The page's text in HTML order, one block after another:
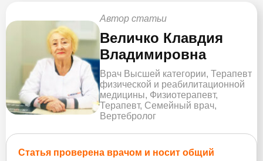
Автор статьи
Величко Клавдия
Владимировна
Врач Высшей категории, Терапевт
физической и реабилитационной
медицины, Физиотерапевт,
Терапевт, Семейный врач,
Вертебролог
Статья проверена врачом и носит общий